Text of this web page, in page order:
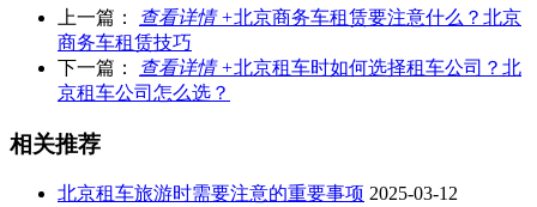
上一篇： 查看详情 +北京商务车租赁要注意什么？北京
商务车租赁技巧
下一篇：
查看详情 +北京租车时如何选择租车公司？北
京租车公司怎么选？
相关推荐
北京租车旅游时需要注意的重要事项 2025-03-12